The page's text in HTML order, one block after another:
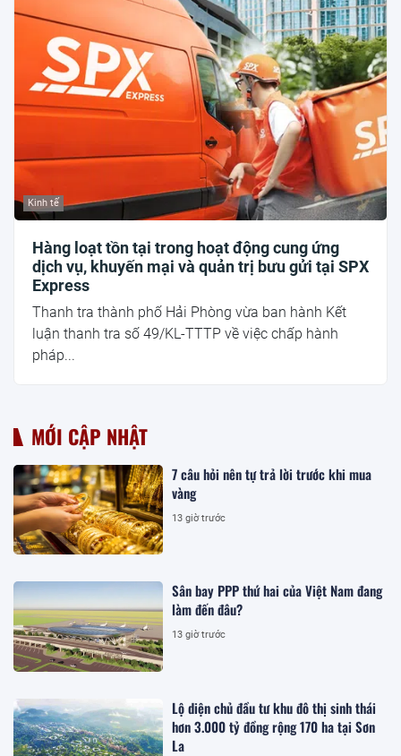
Kinh tế
Hàng loạt tồn tại trong hoạt động cung ứng
dịch vụ, khuyến mại và quản trị bưu gửi tại SPX
Express
Thanh tra thành phố Hải Phòng vừa ban hành Kết
luận thanh tra số 49/KL-TTTP về việc chấp hành
pháp...
MỚI CẬP NHẬT
7 câu hỏi nên tự trả lời trước khi mua
vàng
13 giờ trước
Sân bay PPP thứ hai của Việt Nam đang
làm đến đâu?
13 giờ trước
Lộ diện chủ đầu tư khu đô thị sinh thái
hơn 3.000 tỷ đồng rộng 170 ha tại Sơn
La